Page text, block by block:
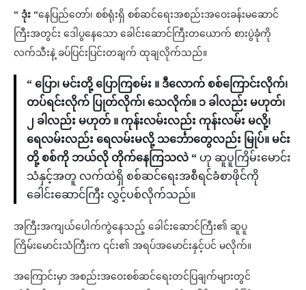
“ ဒုံး “နေပြည်တော်၊ စစ်ရုံးရှိ စစ်ဆင်ရေးအစည်းအဝေးခန်းမဆောင်
ကြီးအတွင်း ဒေါပွနေသော ခေါင်းဆောင်ကြီးတယောက် စားပွဲခုံကို
လက်သီးနဲ့ ခပ်ပြင်းပြင်းတချက် ထုချလိုက်သည်။
“ ပြော၊ မင်းတို့ ပြောကြစမ်း ။ ဒီလောက် စစ်ကြောင်းလိုက်၊
တပ်ရင်းလိုက် ပြုတ်လိုက်၊ သေလိုက်။ ၁ ခါလည်း မဟုတ်၊
၂ ခါလည်း မဟုတ် ။ ကုန်းလမ်းလည်း ကုန်းလမ်း မလို့၊
ရေလမ်းလည်း ရေလမ်းမလို့ သင်္ဘောတွေလည်း မြုပ်။ မင်း
တို့ စစ်ကို ဘယ်လို တိုက်နေကြသလဲ “ ဟု ဆူပူကြိမ်းမောင်း
သံနှင့်အတူ လက်ထဲရှိ စစ်ဆင်ရေးအစီရင်ခံစာဖိုင်ကို
ခေါင်းဆောင်ကြီး လွှင့်ပစ်လိုက်သည်။
အကြီးအကျယ်ပေါက်ကွဲနေသည့် ခေါင်းဆောင်ကြီး၏ ဆူပူ
ကြိမ်းမောင်းသံကြီးက ၎င်း၏ အရပ်အမောင်းနှင့်ပင် မလိုက်။
အကြောင်းမှာ အစည်းအဝေးစစ်ဆင်ရေးတင်ပြချက်များတွင်